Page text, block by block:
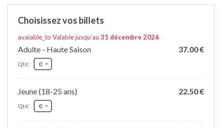
Choisissez vos billets
avaiable_to Valable jusqu’au 31 décembre 2026
Adulte - Haute Saison 37.00 €
Qté:
Jeune (18-25 ans) 22.50 €
Qté: